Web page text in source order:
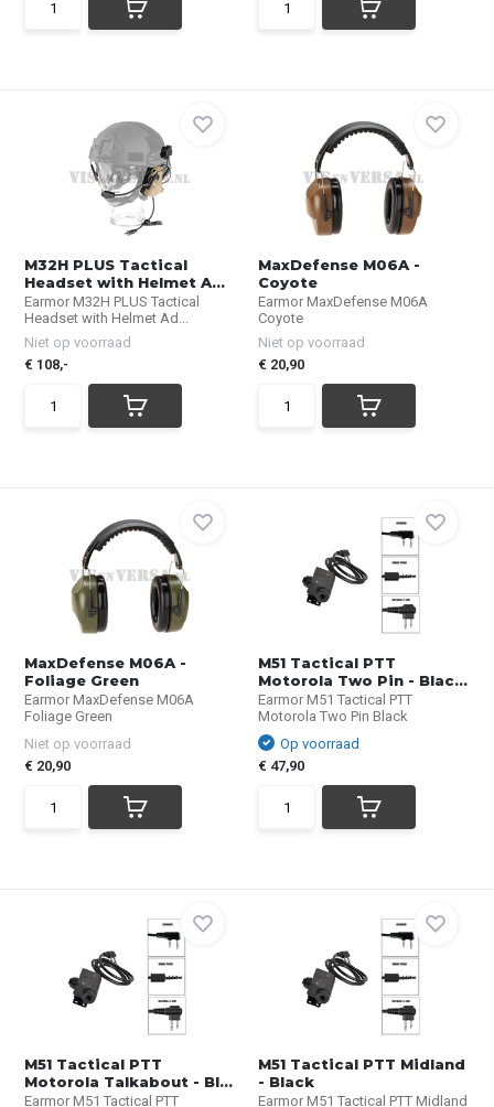
M32H PLUS Tactical
Headset with Helmet A...
Earmor M32H PLUS Tactical
Headset with Helmet Ad...
Niet op voorraad
€ 108,-
MaxDefense M06A -
Coyote
Earmor MaxDefense M06A
Coyote
Niet op voorraad
€ 20,90
MaxDefense M06A -
Foliage Green
Earmor MaxDefense M06A
Foliage Green
Niet op voorraad
€ 20,90
M51 Tactical PTT
Motorola Two Pin - Blac...
Earmor M51 Tactical PTT
Motorola Two Pin Black
Op voorraad
€ 47,90
M51 Tactical PTT
Motorola Talkabout - Bl...
Earmor M51 Tactical PTT
M51 Tactical PTT Midland
- Black
Earmor M51 Tactical PTT Midland